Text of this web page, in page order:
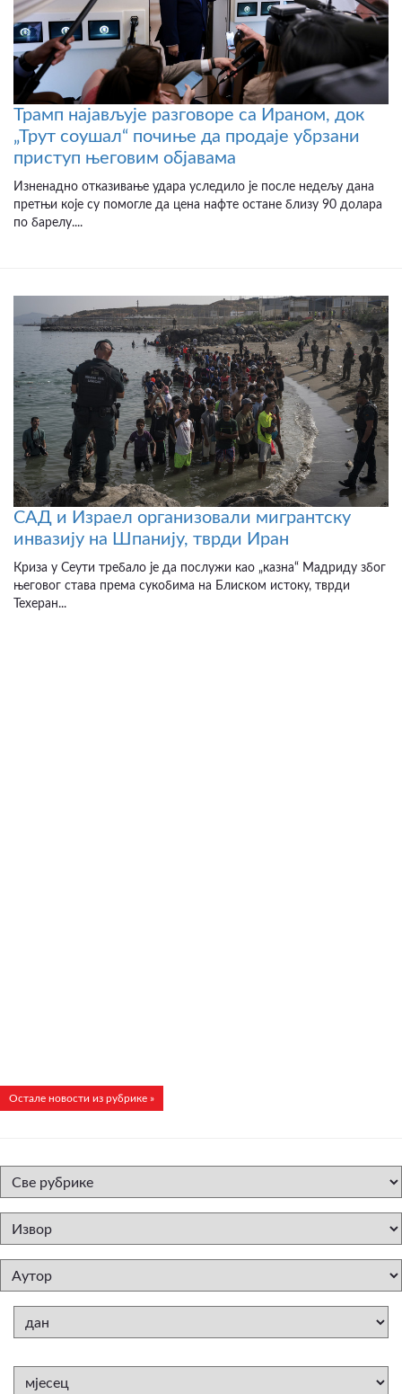
Трамп најављује разговоре са Ираном, док
„Трут соушал“ почиње да продаје убрзани
приступ његовим објавама
Изненадно отказивање удара уследило је после недељу дана
претњи које су помогле да цена нафте остане близу 90 долара
по барелу....
САД и Израел организовали мигрантску
инвазију на Шпанију, тврди Иран
Криза у Сеути требало је да послужи као „казна“ Мадриду због
његовог става према сукобима на Блиском истоку, тврди
Техеран...
Остале новости из рубрике »